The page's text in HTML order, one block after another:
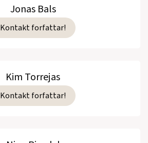
Jonas Bals
Kontakt forfattar!
Kim Torrejas
Kontakt forfattar!